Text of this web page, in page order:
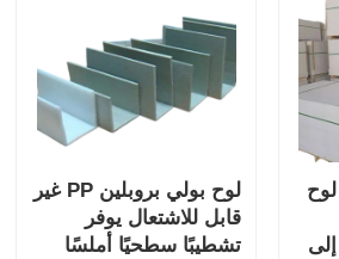
ملم لوح
وحدات الانحناء 800 إلى
لوح بولي بروبلين PP غير
قابل للاشتعال يوفر
تشطيبًا سطحيًا أملسًا